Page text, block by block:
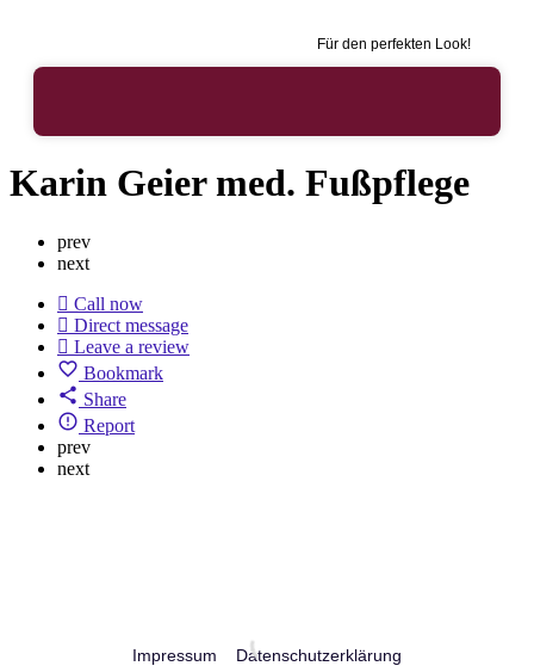
Für den perfekten Look!
Karin Geier med. Fußpflege
prev
next
Call now
Direct message
Leave a review
Bookmark
Share
Report
prev
next
Impressum Datenschutzerklärung